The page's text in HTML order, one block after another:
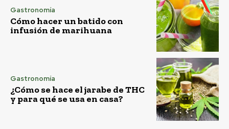
Gastronomía
Cómo hacer un batido con
infusión de marihuana
Gastronomía
¿Cómo se hace el jarabe de THC
y para qué se usa en casa?